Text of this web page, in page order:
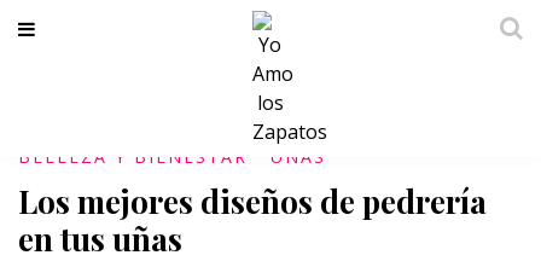
BELLEZA Y BIENESTAR UÑAS
Los mejores diseños de pedrería
en tus uñas